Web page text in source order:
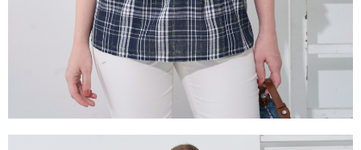
「AFTEE先享後付」，若未經同意申辦者引起之損失，本公司不負相關責
４．使用「AFTEE先享後付」時，將依據個別帳號之用戶狀況，依本公司即
時審查核予不同之上限額度；若仍有額度不足之情形，本公司將視審查結果
請求用戶進行身份認證。
５．嚴禁一人註冊多個帳號或使用他人資訊註冊。若發現惡意使用之情形，
恩沛科技股份有限公司將有權停止該用戶之使用額度並採取法律行動。